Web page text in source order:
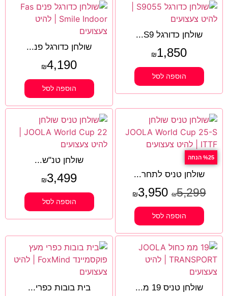
שולחן כדורגל S9...
₪1,850
הוספה לסל
שולחן כדורגל פנ...
₪4,190
הוספה לסל
%25 הנחה
שולחן טניס לתחר...
₪5,299
₪3,950
הוספה לסל
שולחן טנ"ש...
₪3,499
הוספה לסל
שולחן טניס 19 מ... בית בובות כפרי...